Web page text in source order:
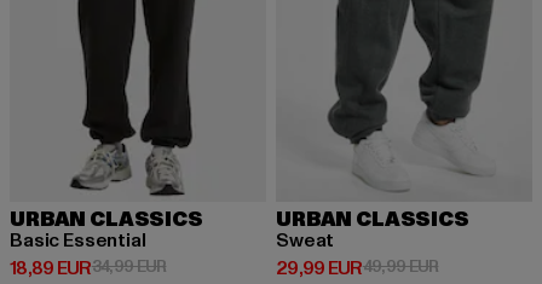
URBAN CLASSICS
Basic Essential
18,89 EUR
Derzeitiger Preis: 18,89 EUR
34,99 EURAktionspreis: 34,99 EUR
URBAN CLASSICS
Sweat
29,99 EUR
Derzeitiger Preis: 29,99 EUR
49,99 EURAktionspreis: